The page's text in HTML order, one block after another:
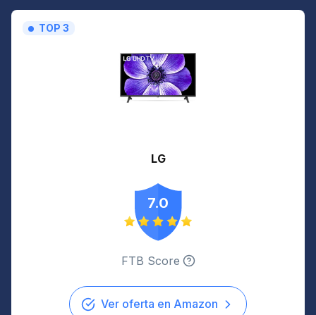
TOP 3
LG
7.0
FTB Score
Ver oferta en Amazon